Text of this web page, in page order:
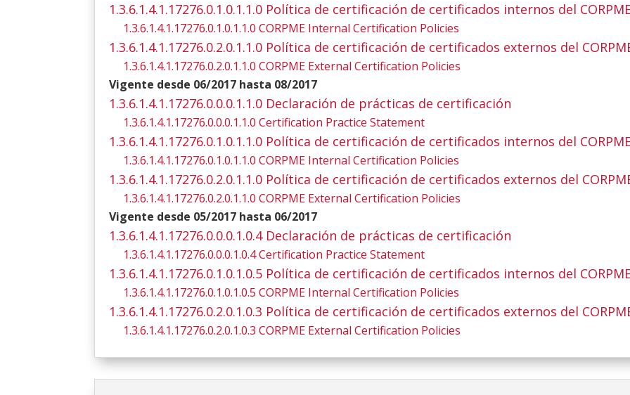
1.3.6.1.4.1.17276.0.1.0.1.1.0 Política de certificación de certificados internos del
1.3.6.1.4.1.17276.0.1.0.1.1.0 CORPME Internal Certification Policies
1.3.6.1.4.1.17276.0.2.0.1.1.0 Política de certificación de certificados externos del
1.3.6.1.4.1.17276.0.2.0.1.1.0 CORPME External Certification Policies
Vigente desde 06/2017 hasta 08/2017
1.3.6.1.4.1.17276.0.0.0.1.1.0 Declaración de prácticas de certificación
1.3.6.1.4.1.17276.0.0.0.1.1.0 Certification Practice Statement
1.3.6.1.4.1.17276.0.1.0.1.1.0 Política de certificación de certificados internos del
1.3.6.1.4.1.17276.0.1.0.1.1.0 CORPME Internal Certification Policies
1.3.6.1.4.1.17276.0.2.0.1.1.0 Política de certificación de certificados externos del
1.3.6.1.4.1.17276.0.2.0.1.1.0 CORPME External Certification Policies
Vigente desde 05/2017 hasta 06/2017
1.3.6.1.4.1.17276.0.0.0.1.0.4 Declaración de prácticas de certificación
1.3.6.1.4.1.17276.0.0.0.1.0.4 Certification Practice Statement
1.3.6.1.4.1.17276.0.1.0.1.0.5 Política de certificación de certificados internos del
1.3.6.1.4.1.17276.0.1.0.1.0.5 CORPME Internal Certification Policies
1.3.6.1.4.1.17276.0.2.0.1.0.3 Política de certificación de certificados externos del
1.3.6.1.4.1.17276.0.2.0.1.0.3 CORPME External Certification Policies